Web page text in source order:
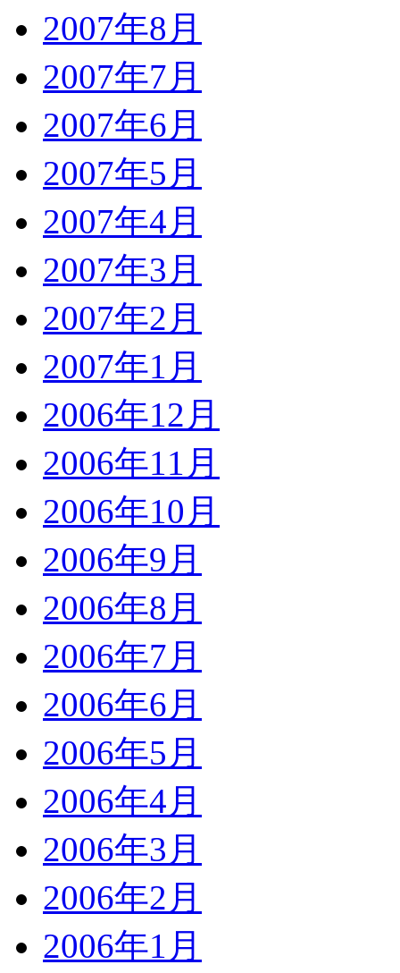
2007年8月
2007年7月
2007年6月
2007年5月
2007年4月
2007年3月
2007年2月
2007年1月
2006年12月
2006年11月
2006年10月
2006年9月
2006年8月
2006年7月
2006年6月
2006年5月
2006年4月
2006年3月
2006年2月
2006年1月